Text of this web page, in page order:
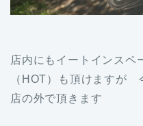
店内にもイートインス
（HOT）も頂けますが
店の外で頂きます